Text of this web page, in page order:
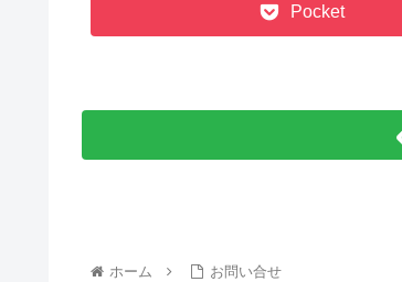
Pocket
ホーム お問い合せ